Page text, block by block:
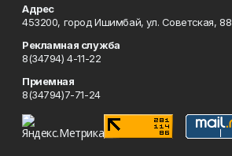
Адрес
453200, город Ишимбай, ул. Советская, 88
Рекламная служба
8(34794) 4-11-22
Приемная
8(34794)7-71-24